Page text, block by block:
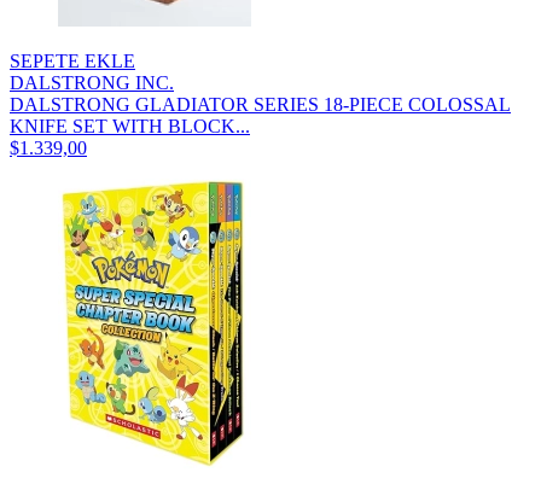
SEPETE EKLE
DALSTRONG INC.
DALSTRONG GLADIATOR SERIES 18-PIECE COLOSSAL
KNIFE SET WITH BLOCK...
$1.339,00